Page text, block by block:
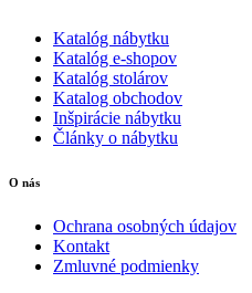
Katalóg nábytku
Katalóg e-shopov
Katalóg stolárov
Katalog obchodov
Inšpirácie nábytku
Články o nábytku
O nás
Ochrana osobných údajov
Kontakt
Zmluvné podmienky